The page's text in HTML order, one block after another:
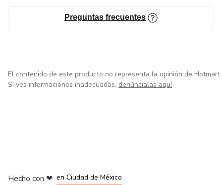
Preguntas frecuentes
El contenido de este producto no representa la opinión de Hotmart.
Si ves informaciones inadecuadas, denúncialas aquí
Hecho con ❤ en Ciudad de México